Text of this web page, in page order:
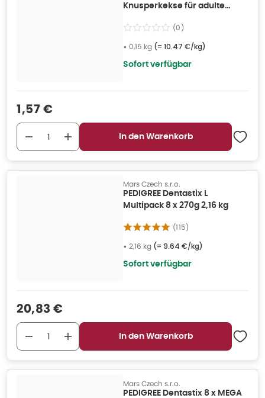
Knusperkekse für adulte
(0)
• 0,15 kg (= 10.47 €/kg)
Sofort verfügbar
Verkaufspreis
1,57 €
In den Warenkorb
Mars Czech s.r.o.
PEDIGREE Dentastix L
Multipack 8 x 270g 2,16 kg
(115)
• 2,16 kg (= 9.64 €/kg)
Sofort verfügbar
Verkaufspreis
20,83 €
In den Warenkorb
Mars Czech s.r.o.
PEDIGREE Dentastix 8 x MEGA